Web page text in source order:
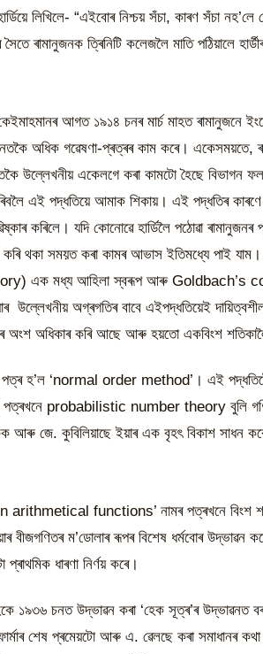
লিখিলে- “এইবোৰ নিশ্চয় সঁচা, কাৰণ সঁচা
ৰামানুজনক ত্ৰিনিটি কলেজলৈ মাতি পঠিয়ালে
আগত ১৯১৪ চনৰ মাৰ্চ মাহত ৰামানুজনে
অধিক গৱেষণা-প্ৰত্ৰৰ কাম কৰে। একেসময়তে,
উল্লেখনীয় একেলগে কৰা কামটো হৈছে
এই পদ্ধতিয়ে আমাক শিকায়। এই পদ্ধতিৰ
কৰিলে। যদি কোনোৱে হাৰ্ডিলৈ পঠোৱা
কৰি থকা সময়ত কৰা কামৰ আভাস ইতিমধ্যে পাই
এক মধ্য আহিলা স্বৰূপ আৰু Goldbach’s
অগ্ৰগতিৰ বাবে এইপদ্ধতিয়েই
অংশ অধিকাৰ কৰি আছে আৰু হয়তো একবিংশ
পত্ৰ হ’ল ‘normal order method’। এই
probabilistic number theory বুলি
আৰু জে. কুবিলিয়াছে ইয়াৰ এক বৃহৎ বিকাশ সাধন
arithmetical functions’ নামৰ পত্ৰখনে বিংশ
বীজগণিতৰ ম’ডোলাৰ ৰূপৰ বিশেষ ধৰ্মবোৰ উদ্ভাৱন
ধাৰণা নিৰ্ণয় কৰে।
১৯৩৬ চনত উদ্ভাৱন কৰা ‘হেক সূত্ৰ’ৰ উদ্ভাৱনত
শেষ প্ৰমেয়টো আৰু এ. ৱেলছে কৰা সমাধানৰ কথা